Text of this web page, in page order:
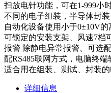
扫放电针功能，可在1-999小
不同的电子组装，半导体封
自动化设备使用小于0±10V
可锁定的安装支架、风速7档
报警 除静电异常报警、可选
配RS485联网方式，电脑终端
适合用在组装、测试、封装的
详细信息